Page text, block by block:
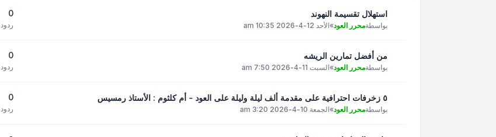
استهلال تقسيمة النهوند
بواسطةمحرر العود»الأحد 12-4-2026 10:35 am
0
ردود
من أفضل تمارين الريشه
بواسطةمحرر العود»السبت 11-4-2026 7:50 am
0
ردود
٥ زخرفات احترافية على مقدمة ألف ليلة وليلة على العود - أم كلثوم : الأستاذ رمسيس
بواسطةمحرر العود»الجمعة 10-4-2026 3:20 am
0
ردود